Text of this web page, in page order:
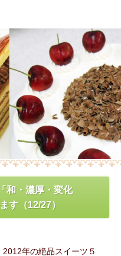
和・濃厚・変化
す（12/27）
年の絶品スイーツ５